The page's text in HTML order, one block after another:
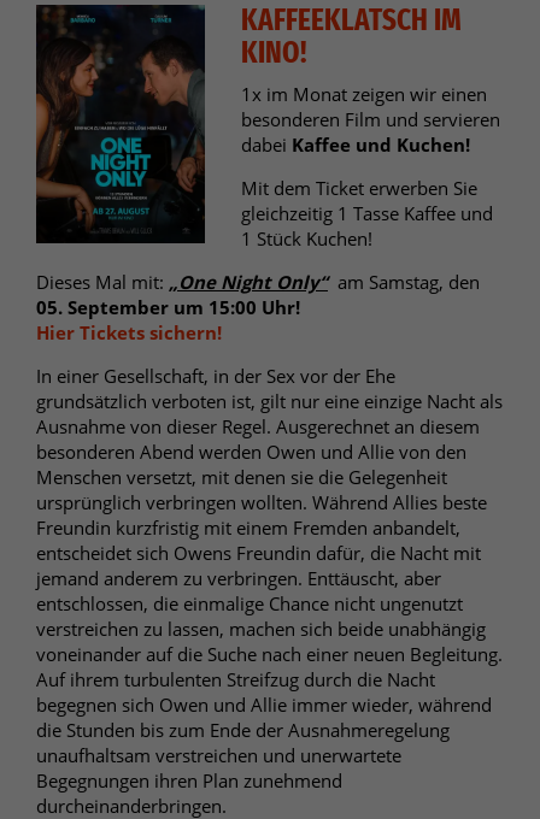
KAFFEEKLATSCH IM
KINO!
1x im Monat zeigen wir einen
besonderen Film und servieren
dabei Kaffee und Kuchen!
Mit dem Ticket erwerben Sie
gleichzeitig 1 Tasse Kaffee und
1 Stück Kuchen!
Dieses Mal mit: „One Night Only“ am Samstag, den
05. September um 15:00 Uhr!
Hier Tickets sichern!
In einer Gesellschaft, in der Sex vor der Ehe
grundsätzlich verboten ist, gilt nur eine einzige Nacht als
Ausnahme von dieser Regel. Ausgerechnet an diesem
besonderen Abend werden Owen und Allie von den
Menschen versetzt, mit denen sie die Gelegenheit
ursprünglich verbringen wollten. Während Allies beste
Freundin kurzfristig mit einem Fremden anbandelt,
entscheidet sich Owens Freundin dafür, die Nacht mit
jemand anderem zu verbringen. Enttäuscht, aber
entschlossen, die einmalige Chance nicht ungenutzt
verstreichen zu lassen, machen sich beide unabhängig
voneinander auf die Suche nach einer neuen Begleitung.
Auf ihrem turbulenten Streifzug durch die Nacht
begegnen sich Owen und Allie immer wieder, während
die Stunden bis zum Ende der Ausnahmeregelung
unaufhaltsam verstreichen und unerwartete
Begegnungen ihren Plan zunehmend
durcheinanderbringen.